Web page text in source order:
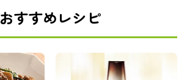
おすすめレシピ